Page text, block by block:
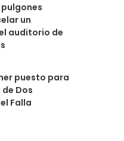
un
auditorio de
puesto para
Dos
Falla